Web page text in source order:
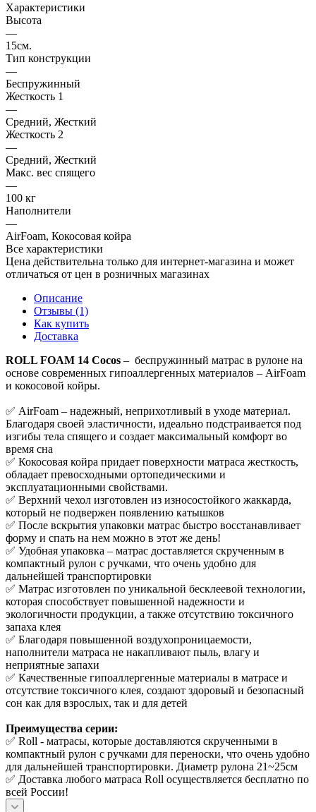
Характеристики
Высота
—
15см.
Тип конструкции
—
Беспружинный
Жесткость 1
—
Средний, Жесткий
Жесткость 2
—
Средний, Жесткий
Макс. вес спящего
—
100 кг
Наполнители
—
AirFoam, Кокосовая койра
Все характеристики
Цена действительна только для интернет-магазина и может
отличаться от цен в розничных магазинах
Описание
Отзывы (1)
Как купить
Доставка
ROLL FOAM 14 Cocos – беспружинный матрас в рулоне на
основе современных гипоаллергенных материалов – AirFoam
и кокосовой койры.
✅ AirFoam – надежный, неприхотливый в уходе материал.
Благодаря своей эластичности, идеально подстраивается под
изгибы тела спящего и создает максимальный комфорт во
время сна
✅ Кокосовая койра придает поверхности матраса жесткость,
обладает превосходными ортопедическими и
эксплуатационными свойствами.
✅ Верхний чехол изготовлен из износостойкого жаккарда,
который не подвержен появлению катышков
✅ После вскрытия упаковки матрас быстро восстанавливает
форму и спать на нем можно в этот же день!
✅ Удобная упаковка – матрас доставляется скрученным в
компактный рулон с ручками, что очень удобно для
дальнейшей транспортировки
✅ Матрас изготовлен по уникальной бесклеевой технологии,
которая способствует повышенной надежности и
экологичности продукции, а также отсутствию токсичного
запаха клея
✅ Благодаря повышенной воздухопроницаемости,
наполнители матраса не накапливают пыль, влагу и
неприятные запахи
✅ Качественные гипоаллергенные материалы в матрасе и
отсутствие токсичного клея, создают здоровый и безопасный
сон как для взрослых, так и для детей
Преимущества серии:
✅ Roll - матрасы, которые доставляются скрученными в
компактный рулон с ручками для переноски, что очень удобно
для дальнейшей транспортировки. Диаметр рулона 21~25см
✅ Доставка любого матраса Roll осуществляется бесплатно по
всей России!